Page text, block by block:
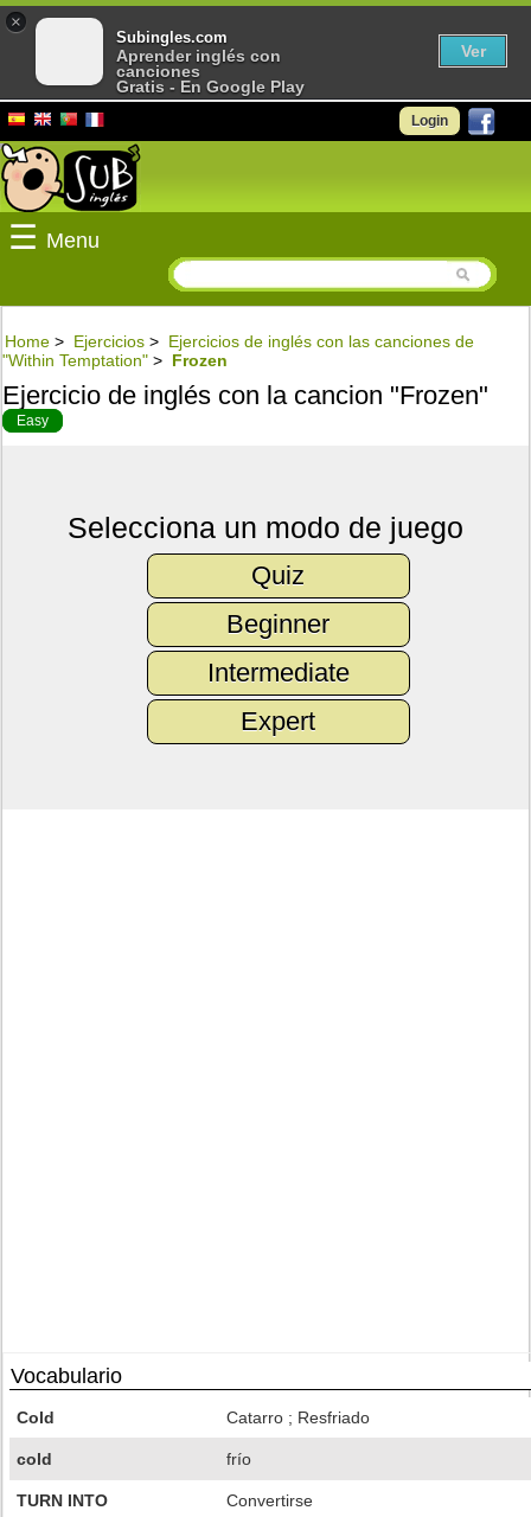
Login
☰ Menu
Home > Ejercicios > Ejercicios de inglés con las canciones de
"Within Temptation" > Frozen
Ejercicio de inglés con la cancion "Frozen"
Easy
Selecciona un modo de juego
Quiz
Beginner
Intermediate
Expert
Vocabulario
Cold Catarro ; Resfriado
cold frío
TURN INTO Convertirse
×
Subingles.com
Aprender inglés con
canciones
Gratis - En Google Play
Ver